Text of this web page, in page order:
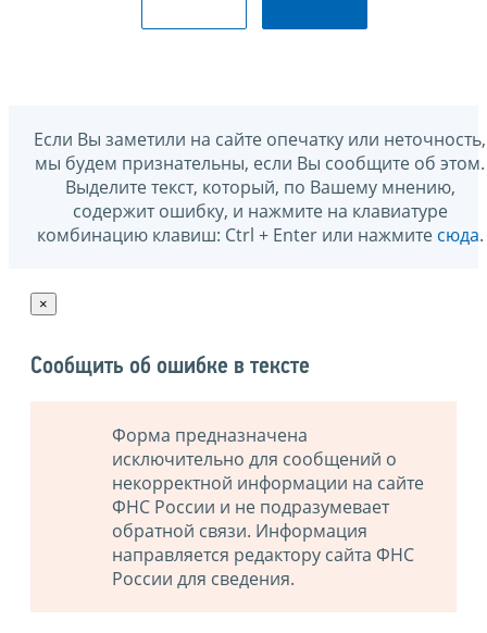
Если Вы заметили на сайте опечатку или неточность,
мы будем признательны, если Вы сообщите об этом.
Выделите текст, который, по Вашему мнению,
содержит ошибку, и нажмите на клавиатуре
комбинацию клавиш: Ctrl + Enter или нажмите сюда.
×
Сообщить об ошибке в тексте
Форма предназначена
исключительно для сообщений о
некорректной информации на сайте
ФНС России и не подразумевает
обратной связи. Информация
направляется редактору сайта ФНС
России для сведения.